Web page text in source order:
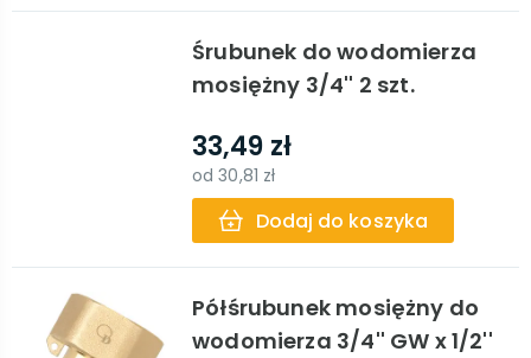
Śrubunek do wodomierza
mosiężny 3/4'' 2 szt.
33,49 zł
od30,81 zł
Dodaj do koszyka
Półśrubunek mosiężny do
wodomierza 3/4'' GW x 1/2''